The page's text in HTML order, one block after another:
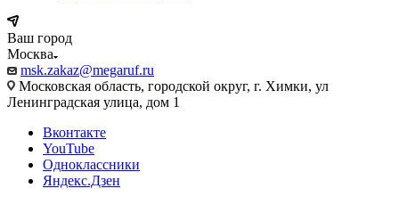
Ваш город
Москва
msk.zakaz@megaruf.ru
Московская область, городской округ, г. Химки, ул
Ленинградская улица, дом 1
Вконтакте
YouTube
Одноклассники
Яндекс.Дзен